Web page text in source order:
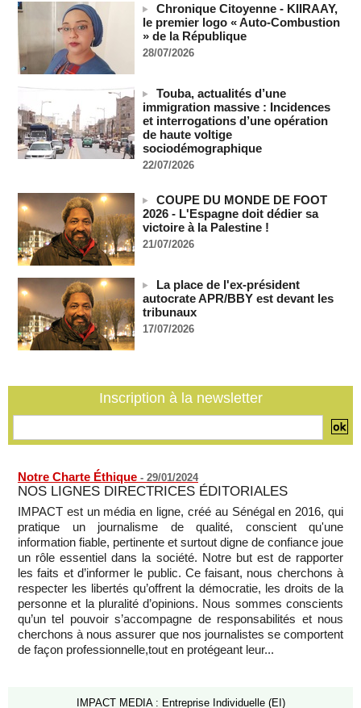
06/08/2026 -
Taïwan bloque un pont stratégique lors de la simulation d'une
invasion par la Chine
06/08/2026 -
Les Bourses mondiales suspendues au Moyen-Orient,
records en Europe
06/08/2026
Soudan du Sud : Les avocats de Riek Machar sollicitent un
accès à leur client avant la prochaine audience
France-Algérie: l'affaire Mehdi Laribi relance la coopération
policière contre le narcotrafic
06/08/2026 -
Guinée : l'absence du président Doumbouya ravive les
tensions politiques
Bénin: le nouveau Sénat élit son premier président
06/08/2026 -
La Centrafrique et le Cameroun apaisent les tensions après
un incident frontalier
Chronique Citoyenne - KIIRAAY,
le premier logo « Auto-Combustion
» de la République
28/07/2026
Touba, actualités d’une
immigration massive : Incidences
et interrogations d’une opération
de haute voltige
sociodémographique
22/07/2026
COUPE DU MONDE DE FOOT
2026 - L'Espagne doit dédier sa
victoire à la Palestine !
21/07/2026
La place de l'ex-président
autocrate APR/BBY est devant les
tribunaux
17/07/2026
Inscription à la newsletter
Notre Charte Éthique - 29/01/2024
NOS LIGNES DIRECTRICES ÉDITORIALES
IMPACT est un média en ligne, créé au Sénégal en 2016, qui
pratique un journalisme de qualité, conscient qu'une
information fiable, pertinente et surtout digne de confiance joue
un rôle essentiel dans la société. Notre but est de rapporter
les faits et d’informer le public. Ce faisant, nous cherchons à
respecter les libertés qu’offrent la démocratie, les droits de la
personne et la pluralité d’opinions. Nous sommes conscients
qu’un tel pouvoir s’accompagne de responsabilités et nous
cherchons à nous assurer que nos journalistes se comportent
de façon professionnelle,tout en protégeant leur...
IMPACT MEDIA : Entreprise Individuelle (EI)